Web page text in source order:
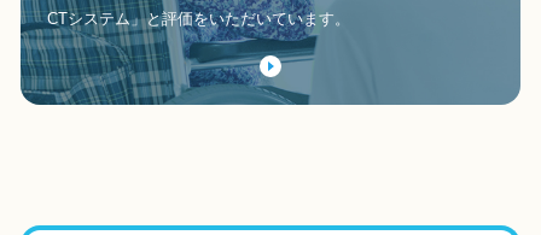
CTシステム」と評価をいただいています。